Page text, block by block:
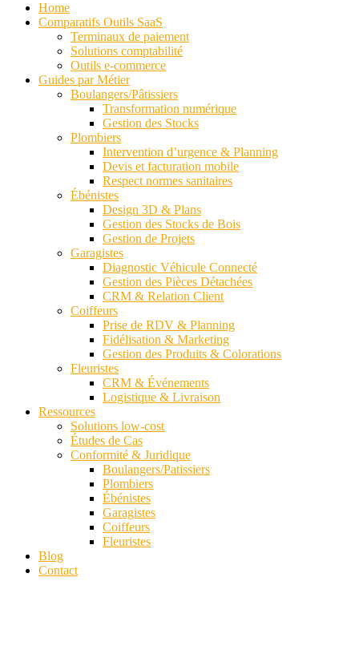
Home
Comparatifs Outils SaaS
Terminaux de paiement
Solutions comptabilité
Outils e-commerce
Guides par Métier
Boulangers/Pâtissiers
Transformation numérique
Gestion des Stocks
Plombiers
Intervention d’urgence & Planning
Devis et facturation mobile
Respect normes sanitaires
Ébénistes
Design 3D & Plans
Gestion des Stocks de Bois
Gestion de Projets
Garagistes
Diagnostic Véhicule Connecté
Gestion des Pièces Détachées
CRM & Relation Client
Coiffeurs
Prise de RDV & Planning
Fidélisation & Marketing
Gestion des Produits & Colorations
Fleuristes
CRM & Événements
Logistique & Livraison
Ressources
Solutions low-cost
Études de Cas
Conformité & Juridique
Boulangers/Patissiers
Plombiers
Ébénistes
Garagistes
Coiffeurs
Fleuristes
Blog
Contact